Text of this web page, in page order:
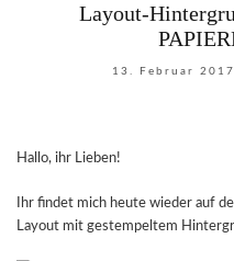
Layout-
13. Februar 2017
Hallo, ihr Lieben!
Ihr findet mich heute wieder auf
Layout mit gestempeltem